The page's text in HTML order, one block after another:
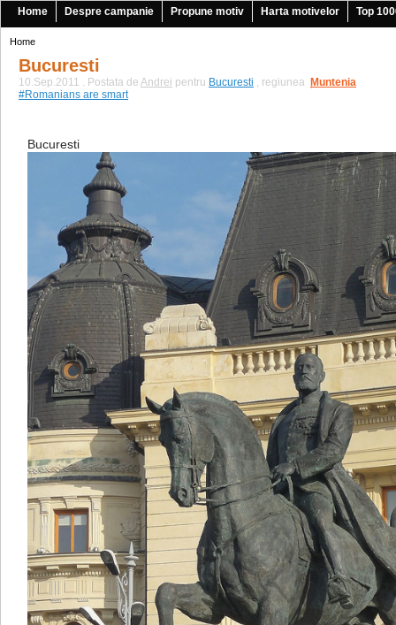
Home Despre campanie Propune motiv Harta motivelor Top
Home
Bucuresti
10.Sep.2011 . Postata de Andrei pentru Bucuresti , regiunea Muntenia
|
#Romanians are smart
Bucuresti